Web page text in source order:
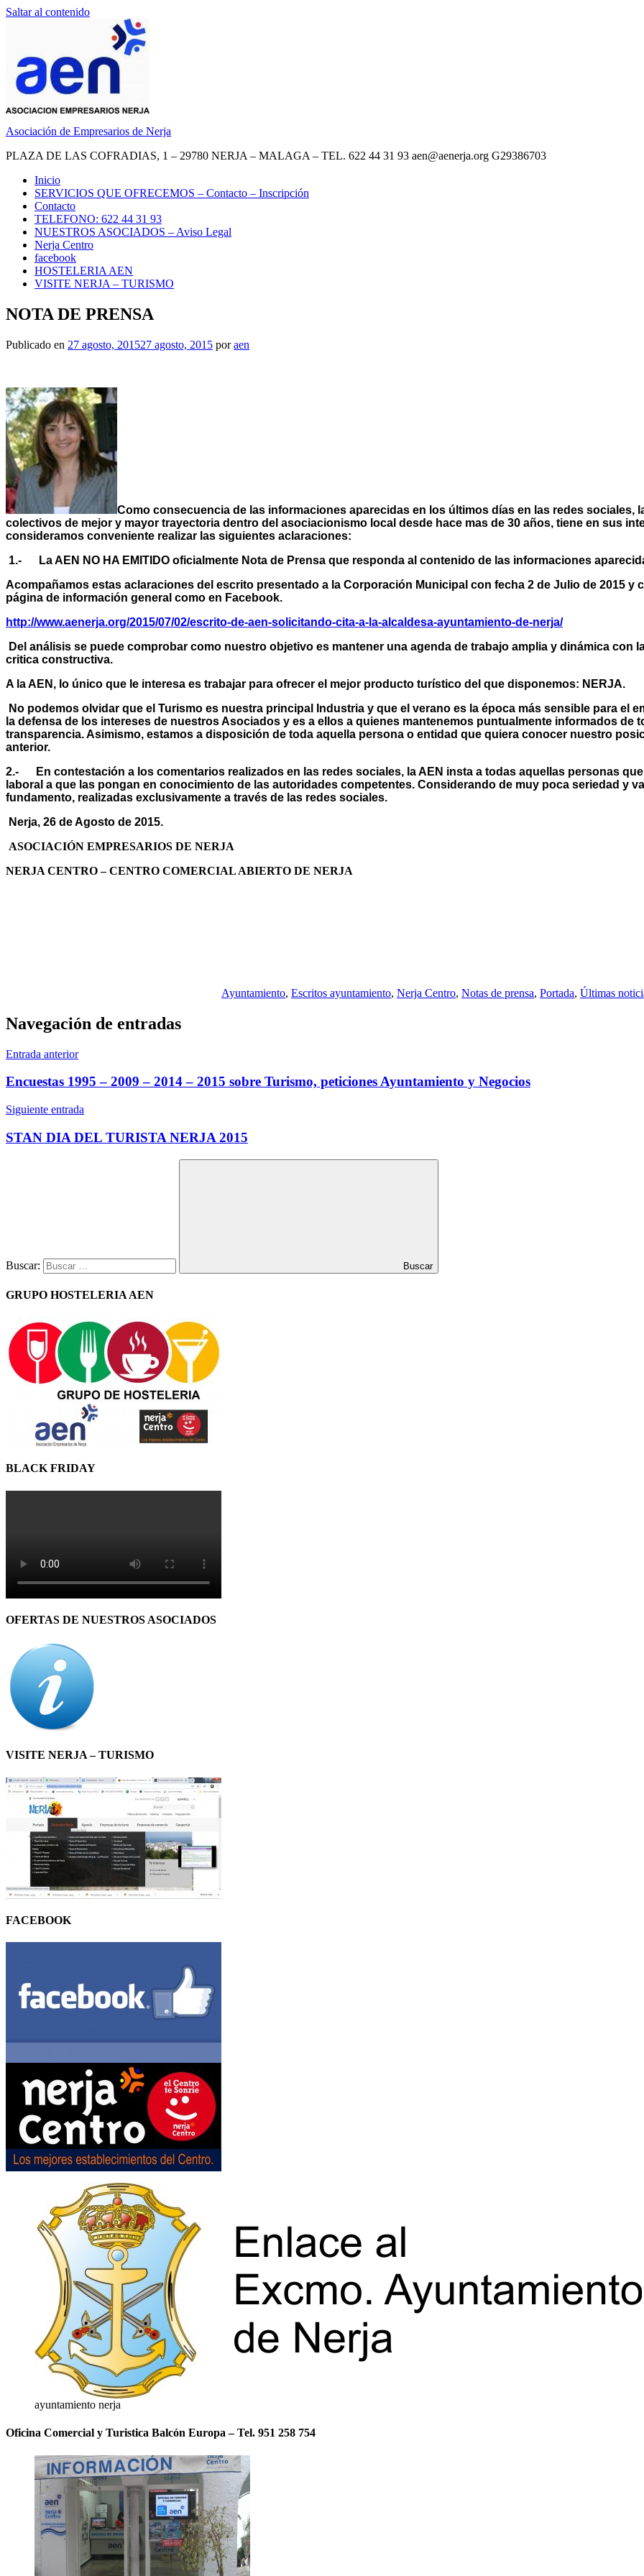
Saltar al contenido
Asociación de Empresarios de Nerja
PLAZA DE LAS COFRADIAS, 1 – 29780 NERJA – MALAGA – TEL. 622 44 31 93 aen@aenerja.org G29386703
Inicio
SERVICIOS QUE OFRECEMOS – Contacto – Inscripción
Contacto
TELEFONO: 622 44 31 93
NUESTROS ASOCIADOS – Aviso Legal
Nerja Centro
facebook
HOSTELERIA AEN
VISITE NERJA – TURISMO
NOTA DE PRENSA
Publicado en 27 agosto, 201527 agosto, 2015 poraen
Como consecuencia de las informaciones aparecidas en los últimos días en las redes sociales,
colectivos de mejor y mayor trayectoria dentro del asociacionismo local desde hace mas de 30 años, tiene en sus
consideramos conveniente realizar las siguientes aclaraciones:
1.- La AEN NO HA EMITIDO oficialmente Nota de Prensa que responda al contenido de las informaciones
Acompañamos estas aclaraciones del escrito presentado a la Corporación Municipal con fecha 2 de Julio de 2015
página de información general como en Facebook.
http://www.aenerja.org/2015/07/02/escrito-de-aen-solicitando-cita-a-la-alcaldesa-ayuntamiento-de-nerja/
Del análisis se puede comprobar como nuestro objetivo es mantener una agenda de trabajo amplia y dinámica
critica constructiva.
A la AEN, lo único que le interesa es trabajar para ofrecer el mejor producto turístico del que disponemos: NERJA.
No podemos olvidar que el Turismo es nuestra principal Industria y que el verano es la época más sensible para el
la defensa de los intereses de nuestros Asociados y es a ellos a quienes mantenemos puntualmente informados
transparencia. Asimismo, estamos a disposición de toda aquella persona o entidad que quiera conocer nuestro
anterior.
2.- En contestación a los comentarios realizados en las redes sociales, la AEN insta a todas aquellas personas
laboral a que las pongan en conocimiento de las autoridades competentes. Considerando de muy poca seriedad y
fundamento, realizadas exclusivamente a través de las redes sociales.
Nerja, 26 de Agosto de 2015.
ASOCIACIÓN EMPRESARIOS DE NERJA
NERJA CENTRO – CENTRO COMERCIAL ABIERTO DE NERJA
Ayuntamiento, Escritos ayuntamiento, Nerja Centro, Notas de prensa, Portada, Últimas
Navegación de entradas
Entrada anterior
Encuestas 1995 – 2009 – 2014 – 2015 sobre Turismo, peticiones Ayuntamiento y Negocios
Siguiente entrada
STAN DIA DEL TURISTA NERJA 2015
Buscar: Buscar
GRUPO HOSTELERIA AEN
BLACK FRIDAY
OFERTAS DE NUESTROS ASOCIADOS
VISITE NERJA – TURISMO
FACEBOOK
ayuntamiento nerja
Oficina Comercial y Turistica Balcón Europa – Tel. 951 258 754